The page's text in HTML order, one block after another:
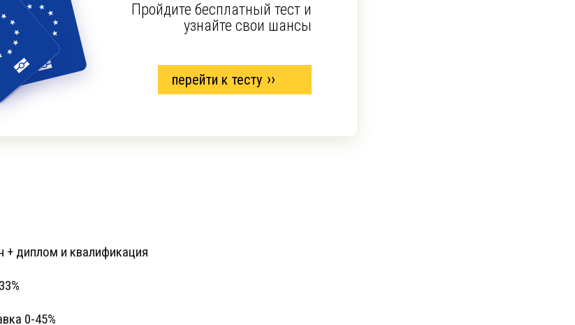
Пройдите бесплатный тест и
узнайте свои шансы
перейти к тесту
+ диплом и квалификация
0-45%